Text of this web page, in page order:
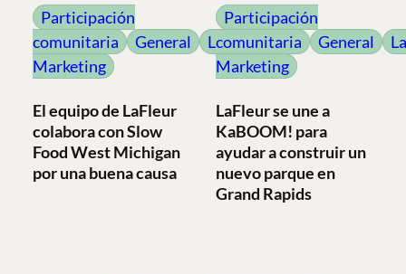
Participación
comunitaria
General
LaFleur
Marketing
El equipo de LaFleur
colabora con Slow
Food West Michigan
por una buena causa
Participación
comunitaria
General
Marketing
LaFleur se une a
KaBOOM! para
ayudar a construir un
nuevo parque en
Grand Rapids